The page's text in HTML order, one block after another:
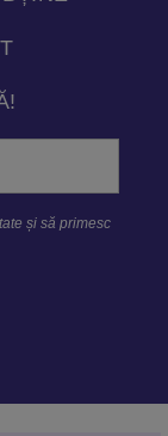
și să primesc